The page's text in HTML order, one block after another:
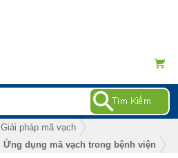
Giải pháp mã vạch
Ứng dụng mã vạch trong bệnh viện